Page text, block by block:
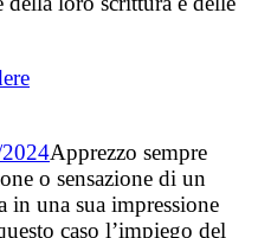
Apprezzo sempre
o sensazione di un
in una sua impressione
caso l’impiego del